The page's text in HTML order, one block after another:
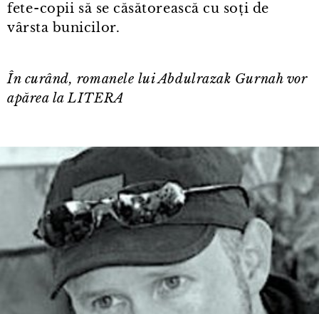
fete⁠-⁠copii să se căsătorească cu soți de
vârsta bunicilor.
În curând, romanele lui Abdulrazak Gurnah vor
apărea la LITERA